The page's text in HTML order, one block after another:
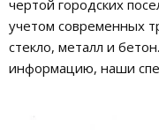
чертой городских
учетом современных
стекло, металл и
информацию, наши